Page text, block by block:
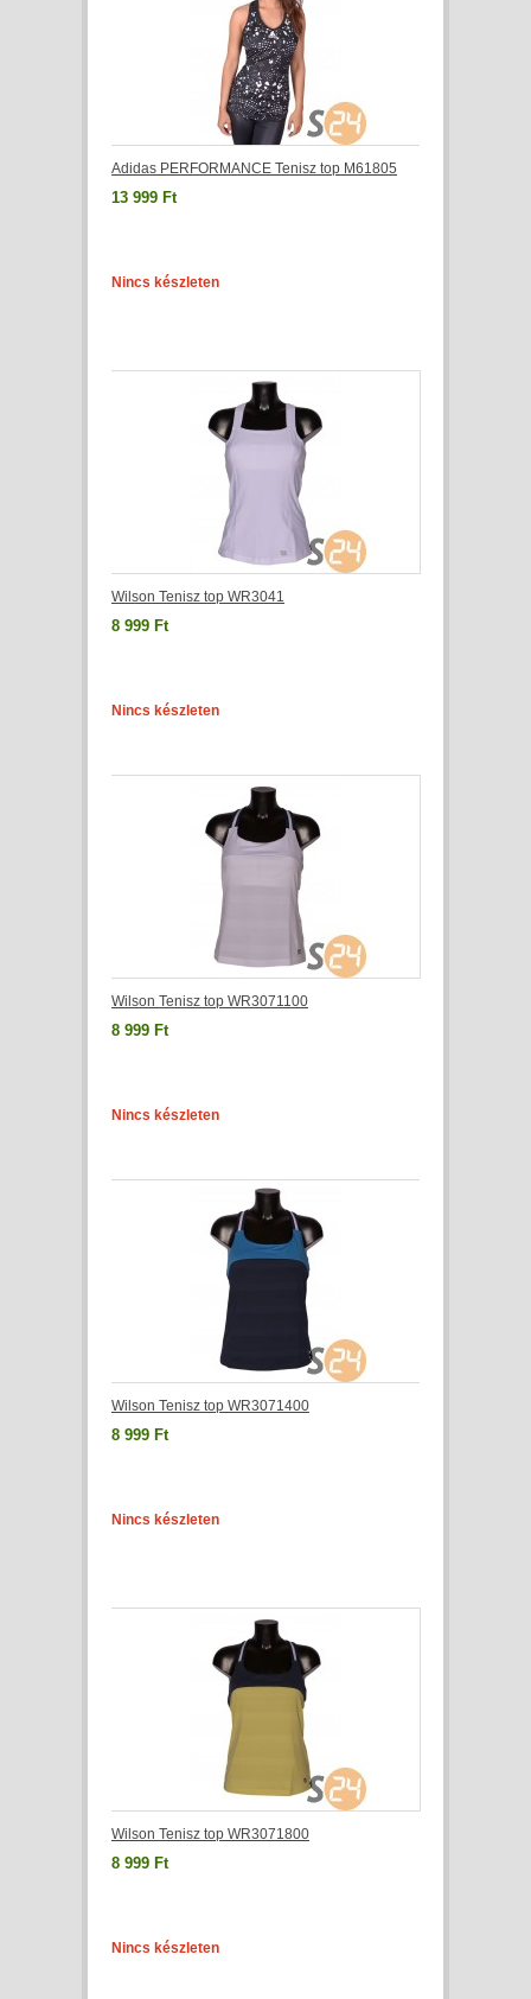
Adidas PERFORMANCE Tenisz top M61805
13 999 Ft
Nincs készleten
Wilson Tenisz top WR3041
8 999 Ft
Nincs készleten
Wilson Tenisz top WR3071100
8 999 Ft
Nincs készleten
Wilson Tenisz top WR3071400
8 999 Ft
Nincs készleten
Wilson Tenisz top WR3071800
8 999 Ft
Nincs készleten